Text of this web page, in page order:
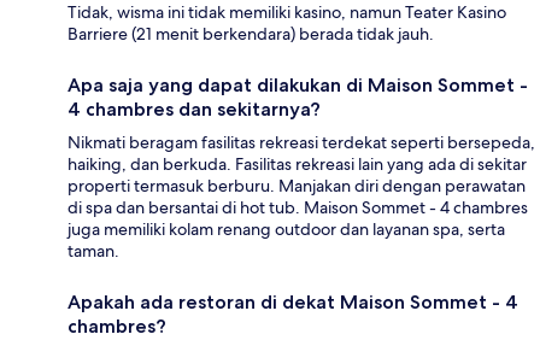
Tidak, wisma ini tidak memiliki kasino, namun Teater Kasino
Barriere (21 menit berkendara) berada tidak jauh.
Apa saja yang dapat dilakukan di Maison Sommet -
4 chambres dan sekitarnya?
Nikmati beragam fasilitas rekreasi terdekat seperti bersepeda,
haiking, dan berkuda. Fasilitas rekreasi lain yang ada di sekitar
properti termasuk berburu. Manjakan diri dengan perawatan
di spa dan bersantai di hot tub. Maison Sommet - 4 chambres
juga memiliki kolam renang outdoor dan layanan spa, serta
taman.
Apakah ada restoran di dekat Maison Sommet - 4
chambres?